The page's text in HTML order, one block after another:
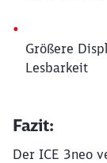
Größere
Lesbarkeit
Fazit:
Der ICE 3neo